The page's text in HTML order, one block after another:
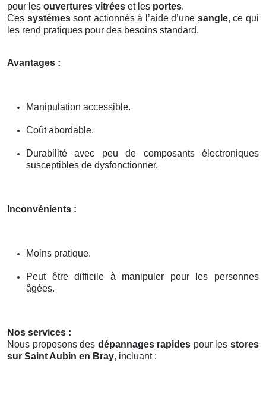
pour les ouvertures vitrées et les portes.
Ces systèmessont actionnés à l’aide d’une sangle, ce qui
les rend pratiques pour des besoins standard.
Avantages :
Manipulation accessible.
Coût abordable.
Durabilité avec peu de composants électroniques
susceptibles de dysfonctionner.
Inconvénients :
Moins pratique.
Peut être difficile à manipuler pour les personnes
âgées.
Nos services :
Nous proposons des dépannages rapides pour lesstores
sur Saint Aubin en Bray, incluant :